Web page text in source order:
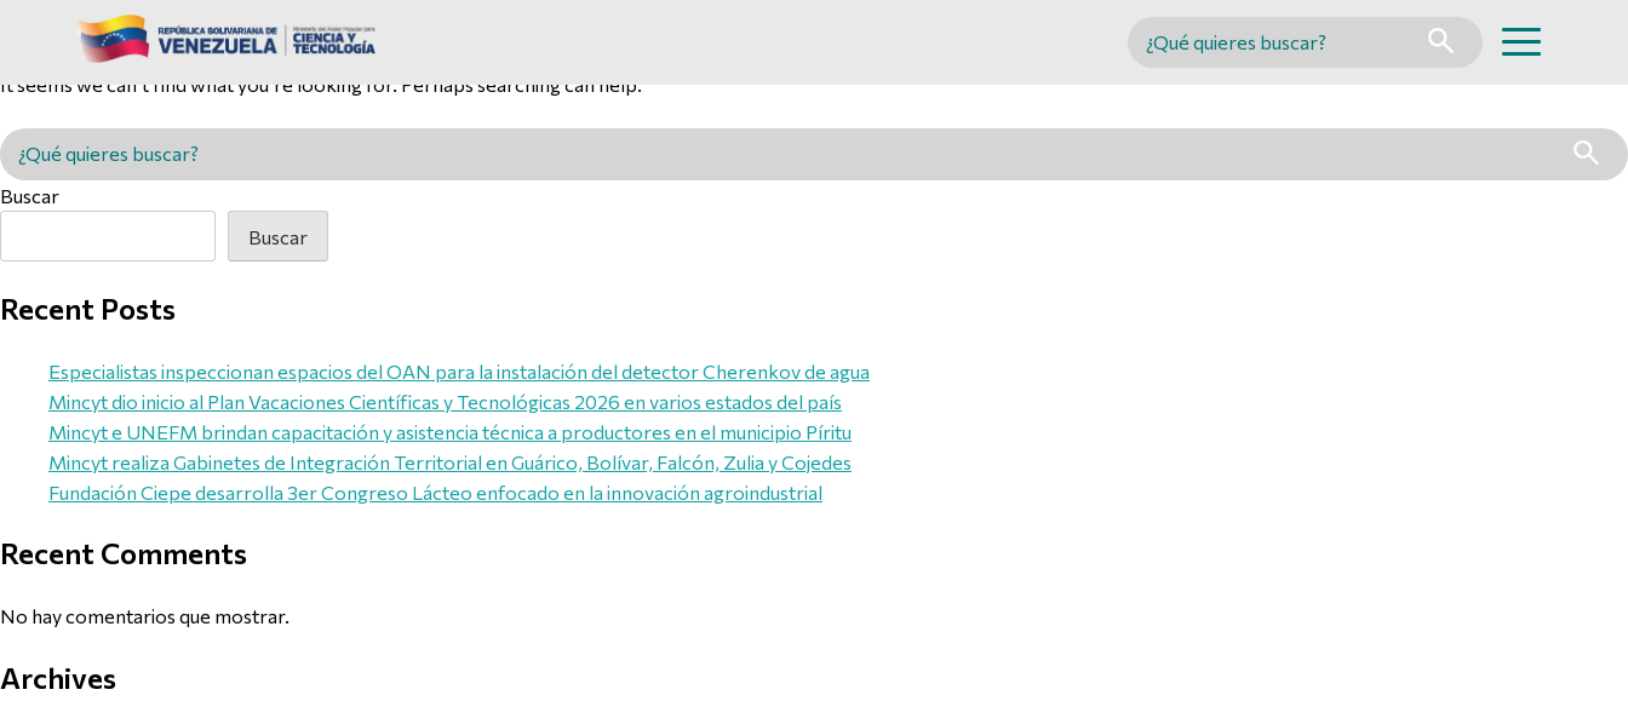
Buscar en MINCYT
Nothing Found
It seems we can’t find what you’re looking for. Perhaps searching can help.
Buscar en MINCYT
Buscar
Buscar
Recent Posts
Especialistas inspeccionan espacios del OAN para la instalación del detector Cherenkov de agua
Mincyt dio inicio al Plan Vacaciones Científicas y Tecnológicas 2026 en varios estados del país
Mincyt e UNEFM brindan capacitación y asistencia técnica a productores en el municipio Píritu
Mincyt realiza Gabinetes de Integración Territorial en Guárico, Bolívar, Falcón, Zulia y Cojedes
Fundación Ciepe desarrolla 3er Congreso Lácteo enfocado en la innovación agroindustrial
Recent Comments
No hay comentarios que mostrar.
Archives